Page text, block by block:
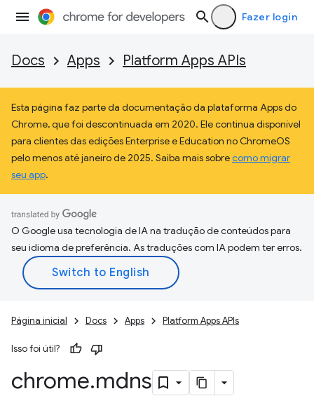
Fazer login
Docs Apps Platform Apps APIs
Esta página faz parte da documentação da plataforma Apps do
Chrome, que foi descontinuada em 2020. Ele continua disponível
para clientes das edições Enterprise e Education no ChromeOS
pelo menos até janeiro de 2025. Saiba mais sobrecomo migrar
seu app.
O Google usa tecnologia de IA na tradução de conteúdos para
seu idioma de preferência. As traduções com IA podem ter erros.
Página inicial Docs Apps Platform Apps APIs
Isso foi útil?
chrome.mdns